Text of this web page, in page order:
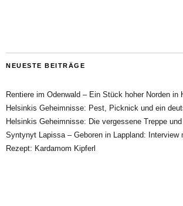
NEUESTE BEITRÄGE
Rentiere im Odenwald – Ein Stück hoher Norden in
Helsinkis Geheimnisse: Pest, Picknick und ein
Helsinkis Geheimnisse: Die vergessene Treppe
Syntynyt Lapissa – Geboren in Lappland: Interview
Rezept: Kardamom Kipferl